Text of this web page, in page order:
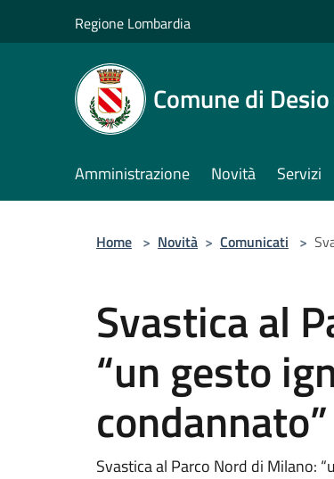
Regione Lombardia
Comune di Desio
Amministrazione Novità Servizi
Home > Novità > Comunicati >
Svastica al
“un gesto
condannato”
Svastica al Parco Nord di Milano: